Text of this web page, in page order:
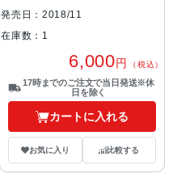
発売日：2018/11
在庫数：1
6,000円 （税込）
17時までのご注文で当日発送※休
日を除く
カートに入れる
お気に入り 比較する